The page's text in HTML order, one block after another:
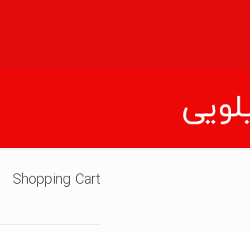
Shopping Cart